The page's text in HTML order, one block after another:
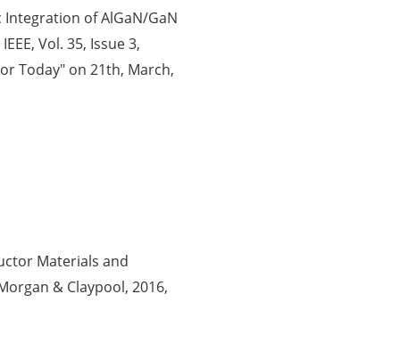
Integration of AlGaN/GaN
Vol. 35, Issue 3,
Today" on 21th, March,
Materials and
& Claypool, 2016,